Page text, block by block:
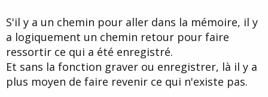
S'il y a un chemin pour aller dans la mémoire, il y
a logiquement un chemin retour pour faire
ressortir ce qui a été enregistré.
Et sans la fonction graver ou enregistrer, là il y a
plus moyen de faire revenir ce qui n'existe pas.